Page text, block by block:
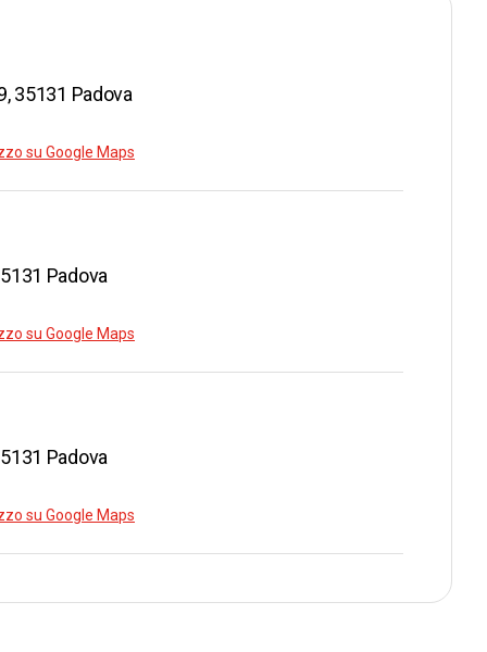
35131 Padova
su Google Maps
Padova
su Google Maps
Padova
su Google Maps